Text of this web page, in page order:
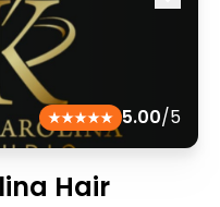
5.00/5
Hair